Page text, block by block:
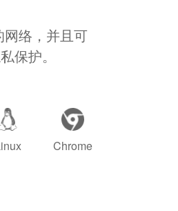
络，并且可
保护。
Chrome